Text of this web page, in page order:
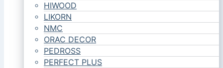
HIWOOD
LIKORN
NMC
ORAC DECOR
PEDROSS
PERFECT PLUS